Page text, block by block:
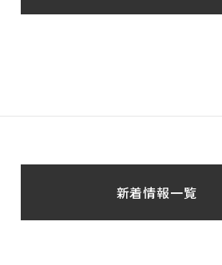
新着情報一覧